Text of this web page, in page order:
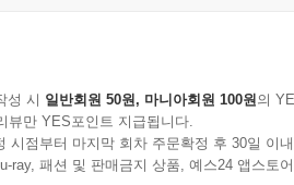
성 시 일반회원 50원, 마니아회원 100원의
뷰만 YES포인트 지급됩니다.
시점부터 마지막 회차 주문확정 후 30일 이
ray, 패션 및 판매금지 상품, 예스24 앱스토